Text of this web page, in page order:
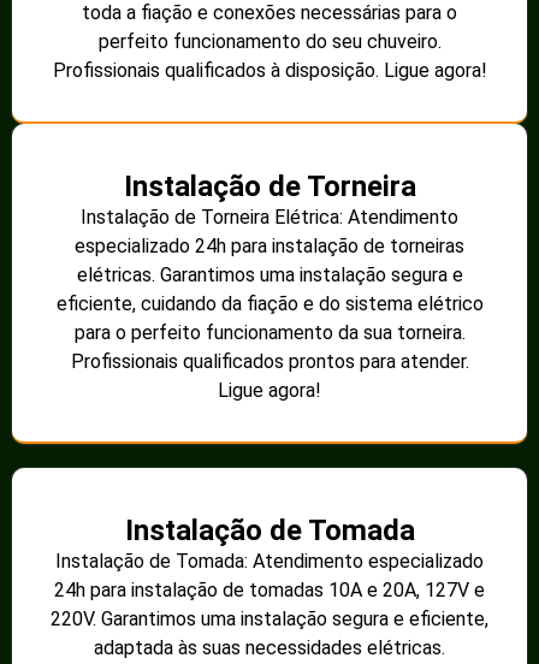
toda a fiação e conexões necessárias para o
perfeito funcionamento do seu chuveiro.
Profissionais qualificados à disposição. Ligue agora!
Instalação de Torneira
Instalação de Torneira Elétrica: Atendimento
especializado 24h para instalação de torneiras
elétricas. Garantimos uma instalação segura e
eficiente, cuidando da fiação e do sistema elétrico
para o perfeito funcionamento da sua torneira.
Profissionais qualificados prontos para atender.
Ligue agora!
Instalação de Tomada
Instalação de Tomada: Atendimento especializado
24h para instalação de tomadas 10A e 20A, 127V e
220V. Garantimos uma instalação segura e eficiente,
adaptada às suas necessidades elétricas.